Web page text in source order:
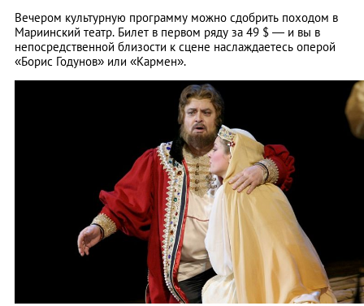
Вечером культурную программу можно сдобрить походом в
Мариинский театр. Билет в первом ряду за 49 $ — и вы в
непосредственной близости к сцене наслаждаетесь оперой
«Борис Годунов» или «Кармен».